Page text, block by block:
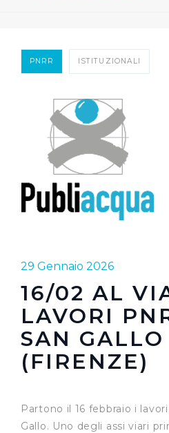
PNRR ISTITUZIONALI
29 Gennaio 2026
16/02 AL
LAVORI
SAN GALLO
(FIRENZE)
Partono il 16 febbraio i
Gallo. Uno degli assi viari